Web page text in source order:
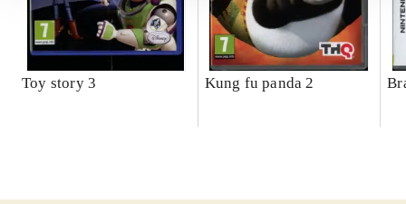
Toy story 3 Kung fu panda 2